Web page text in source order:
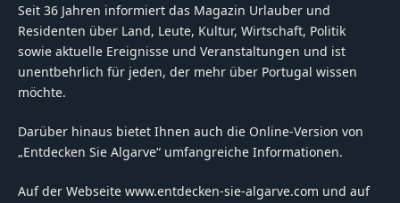
Seit 36 Jahren informiert das Magazin Urlauber und
Residenten über Land, Leute, Kultur, Wirtschaft, Politik
sowie aktuelle Ereignisse und Veranstaltungen und ist
unentbehrlich für jeden, der mehr über Portugal wissen
möchte.
Darüber hinaus bietet Ihnen auch die Online-Version von
„Entdecken Sie Algarve“ umfangreiche Informationen.
Auf der Webseite www.entdecken-sie-algarve.com und auf